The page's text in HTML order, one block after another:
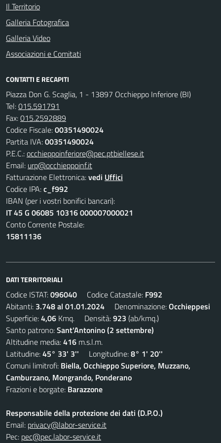
Il Territorio
Galleria Fotografica
Galleria Video
Associazioni e Comitati
CONTATTI E RECAPITI
Piazza Don G. Scaglia, 1 - 13897 Occhieppo Inferiore (BI)
Tel:015.591791
Fax:015.2592889
Codice Fiscale:00351490024
Partita IVA:00351490024
P.E.C.:occhieppoinferiore@pec.ptbiellese.it
Email: urp@occhieppoinf.it
Fatturazione Elettronica:vedi Uffici
Codice IPA:c_f992
IBAN (per i vostri bonifici bancari):
IT 45 G 06085 10316 000007000021
Conto Corrente Postale:
15811136
DATI TERRITORIALI
Codice ISTAT:096040 Codice Catastale: F992
Abitanti: 3.748 al 01.01.2024 Denominazione:Occhieppesi
Superficie:4,06 Kmq. Densità:923 (ab/kmq.)
Santo patrono:Sant'Antonino (2 settembre)
Altitudine media:416 m.s.l.m.
Latitudine:45° 33' 3'' Longitudine:8° 1' 20''
Comuni limitrofi: Biella, Occhieppo Superiore, Muzzano,
Camburzano, Mongrando, Ponderano
Frazioni e borgate: Barazzone
Responsabile della protezione dei dati (D.P.O.)
Email: privacy@labor-service.it
Pec: pec@pec.labor-service.it